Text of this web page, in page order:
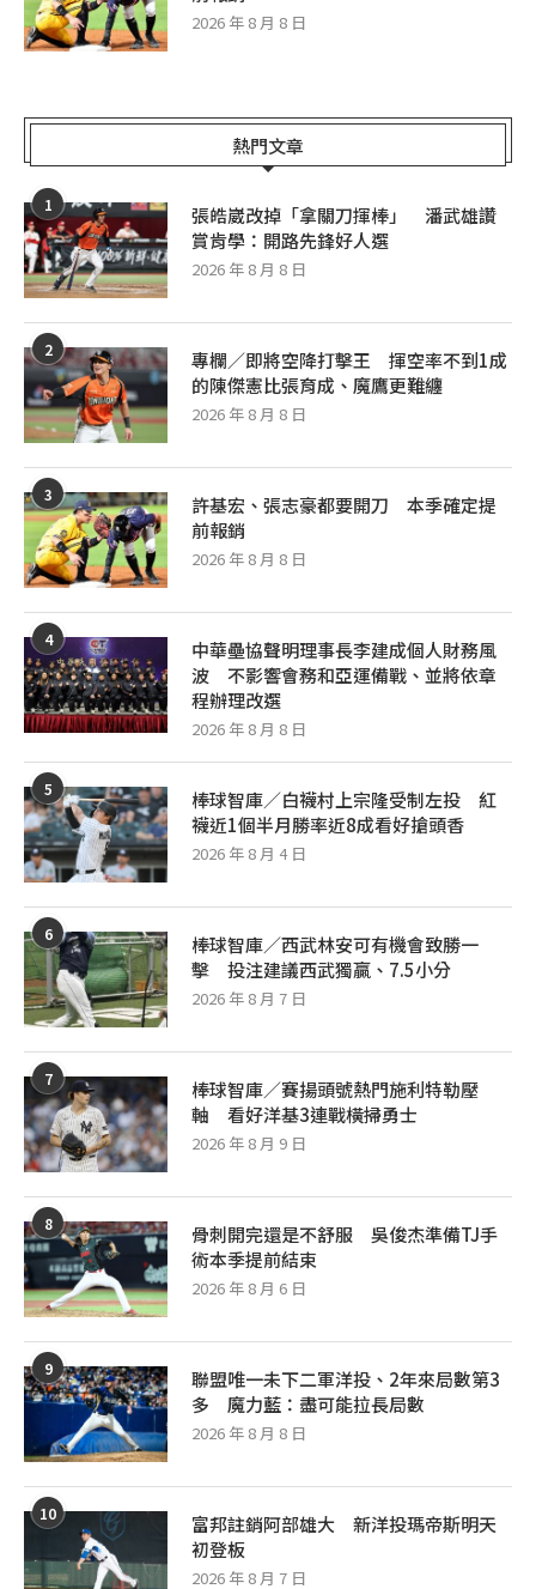
前報銷
熱門文章
1
張皓崴改掉「拿關刀揮棒」 潘武雄讚
賞肯學：開路先鋒好人選
2
專欄／即將空降打擊王 揮空率不到1成
的陳傑憲比張育成、魔鷹更難纏
3
許基宏、張志豪都要開刀 本季確定提
前報銷
4
中華壘協聲明理事長李建成個人財務風
波 不影響會務和亞運備戰、並將依章
程辦理改選
5
棒球智庫／白襪村上宗隆受制左投 紅
襪近1個半月勝率近8成看好搶頭香
棒球智庫／西武林安可有機會致勝一
擊 投注建議西武獨贏、7.5小分
7
棒球智庫／賽揚頭號熱門施利特勒壓
軸 看好洋基3連戰橫掃勇士
8
骨刺開完還是不舒服 吳俊杰準備TJ手
術本季提前結束
9
聯盟唯一未下二軍洋投、2年來局數第3
多 魔力藍：盡可能拉長局數
富邦註銷阿部雄大 新洋投瑪帝斯明天
初登板